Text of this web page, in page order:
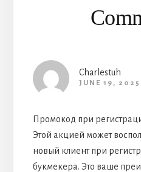
Charlestuh
JUNE 19, 2025
Промокод при
Этой акцией может
новый клиент при
букмекера. Это ваше